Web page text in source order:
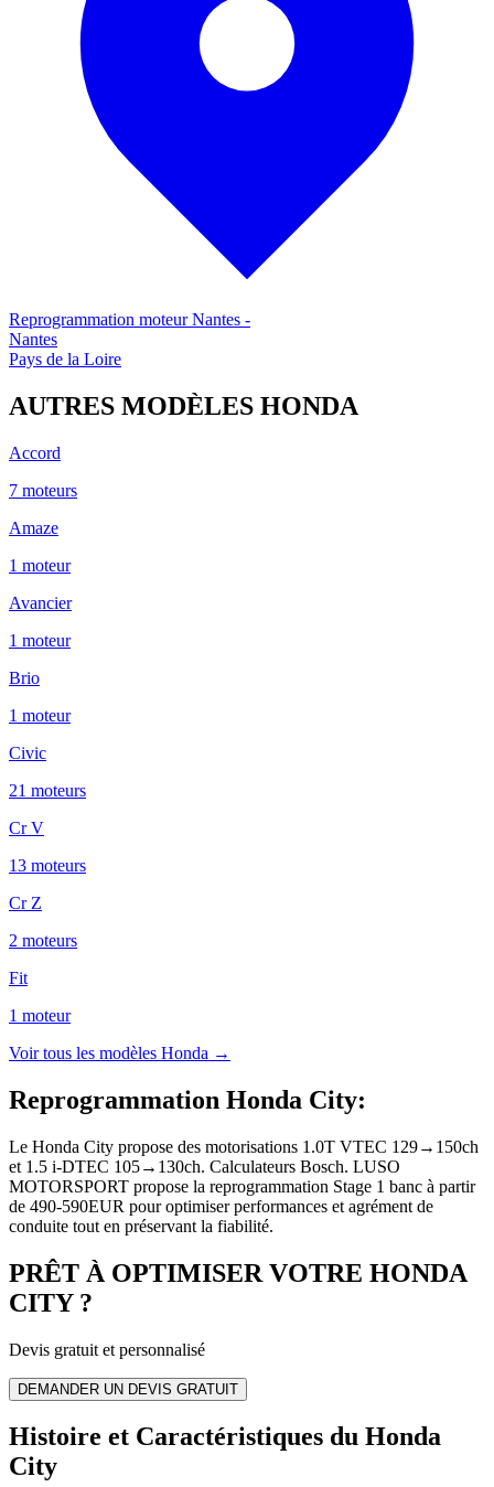
Reprogrammation moteurNantes -
Nantes
Pays de la Loire
AUTRES MODÈLES HONDA
Accord
7 moteurs
Amaze
1 moteur
Avancier
1 moteur
Brio
1 moteur
Civic
21 moteurs
Cr V
13 moteurs
Cr Z
2 moteurs
Fit
1 moteur
Voir tous les modèles Honda →
Reprogrammation Honda City:
Le Honda City propose des motorisations 1.0T VTEC 129→150ch
et 1.5 i-DTEC 105→130ch. Calculateurs Bosch. LUSO
MOTORSPORT propose la reprogrammation Stage 1 banc à partir
de 490-590EUR pour optimiser performances et agrément de
conduite tout en préservant la fiabilité.
PRÊT À OPTIMISER VOTRE HONDA
CITY?
Devis gratuit et personnalisé
DEMANDER UN DEVIS GRATUIT
Histoire et Caractéristiques du Honda
City